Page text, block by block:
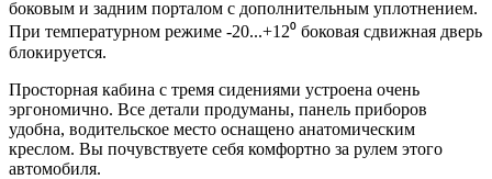
боковым и задним порталом с дополнительным уплотнением.
При температурном режиме -20...+12⁰ боковая сдвижная дверь
блокируется.
Просторная кабина с тремя сидениями устроена очень
эргономично. Все детали продуманы, панель приборов
удобна, водительское место оснащено анатомическим
креслом. Вы почувствуете себя комфортно за рулем этого
автомобиля.